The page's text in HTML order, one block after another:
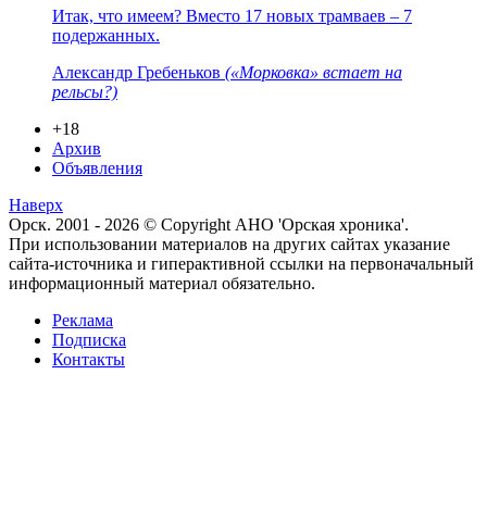
Итак, что имеем? Вместо 17 новых трамваев – 7
подержанных.
Александр Гребеньков («Морковка» встает на
рельсы?)
+18
Архив
Объявления
Наверх
Орск. 2001 - 2026 © Copyright АНО 'Орская хроника'.
При использовании материалов на других сайтах указание
сайта-источника и гиперактивной ссылки на первоначальный
информационный материал обязательно.
Реклама
Подписка
Контакты